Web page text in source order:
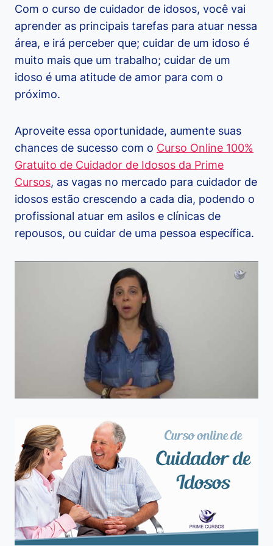
Com o curso de cuidador de idosos, você vai
aprender as principais tarefas para atuar nessa
área, e irá perceber que; cuidar de um idoso é
muito mais que um trabalho; cuidar de um
idoso é uma atitude de amor para com o
próximo.
Aproveite essa oportunidade, aumente suas
chances de sucesso com o Curso Online 100%
Gratuito de Cuidador de Idosos da Prime
Cursos, as vagas no mercado para cuidador de
idosos estão crescendo a cada dia, podendo o
profissional atuar em asilos e clínicas de
repousos, ou cuidar de uma pessoa específica.